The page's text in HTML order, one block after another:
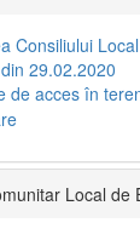
Consiliului
29.02.2020
de acces în
Local de